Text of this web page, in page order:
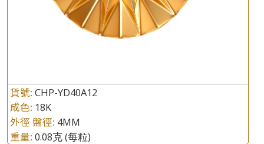
貨號: CHP-YD40A12
成色: 18K
外徑 盤徑: 4MM
重量: 0.08克(每粒)